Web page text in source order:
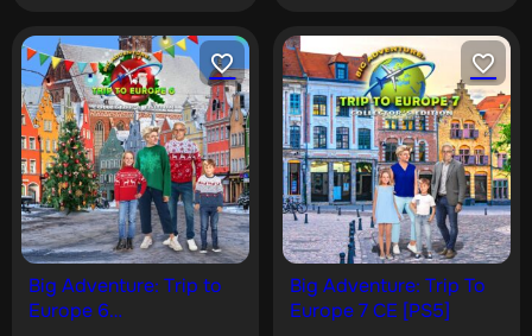
Big Adventure: Trip to
Europe 6
Big Adventure: Trip To
Europe 7 CE [PS5]